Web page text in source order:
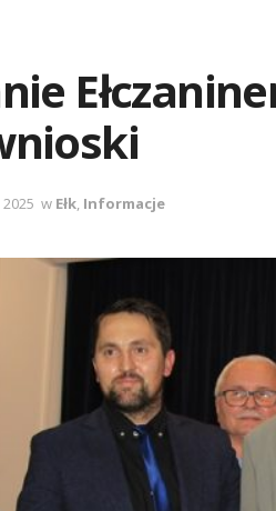
w Ełk, Informacje